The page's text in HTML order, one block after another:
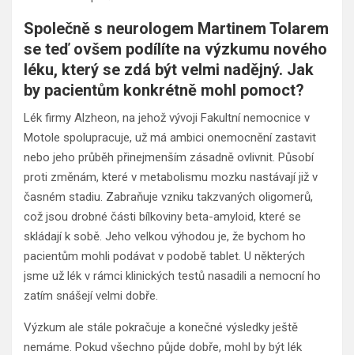
Společně s neurologem Martinem Tolarem
se teď ovšem podílíte na výzkumu nového
léku, který se zdá být velmi nadějný. Jak
by pacientům konkrétně mohl pomoct?
Lék firmy Alzheon, na jehož vývoji Fakultní nemocnice v
Motole spolupracuje, už má ambici onemocnění zastavit
nebo jeho průběh přinejmenším zásadně ovlivnit. Působí
proti změnám, které v metabolismu mozku nastávají již v
časném stadiu. Zabraňuje vzniku takzvaných oligomerů,
což jsou drobné části bílkoviny beta-amyloid, které se
skládají k sobě. Jeho velkou výhodou je, že bychom ho
pacientům mohli podávat v podobě tablet. U některých
jsme už lék v rámci klinických testů nasadili a nemocní ho
zatím snášejí velmi dobře.
Výzkum ale stále pokračuje a konečné výsledky ještě
nemáme. Pokud všechno půjde dobře, mohl by být lék